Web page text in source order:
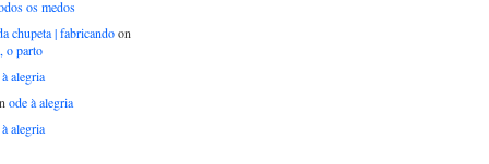
os medos
chupeta | fabricandoon
o parto
alegria
ode à alegria
alegria